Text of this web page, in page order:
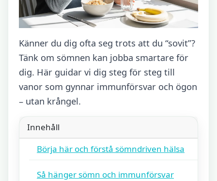
Känner du dig ofta seg trots att du “sovit”?
Tänk om sömnen kan jobba smartare för
dig. Här guidar vi dig steg för steg till
vanor som gynnar immunförsvar och ögon
– utan krångel.
Innehåll
Börja här och förstå sömndriven hälsa
Så hänger sömn och immunförsvar